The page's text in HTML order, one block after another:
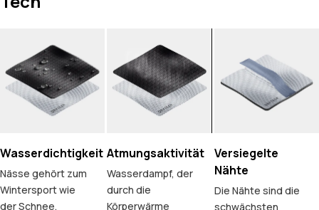
Wasserdichtigkeit
Nässe gehört zum
Wintersport wie
der Schnee.
Atmungsaktivität
Wasserdampf, der
durch die
Körperwärme
Versiegelte
Nähte
Die Nähte sind die
schwächsten